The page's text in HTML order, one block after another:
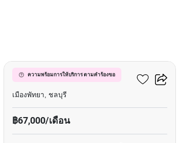
ความพร้อมการให้บริการ ตามคำร้องขอ
วินด์แฮม จอมเทียน พัทยา
เมืองพัทยา, ชลบุรี
฿67,000/เดือน